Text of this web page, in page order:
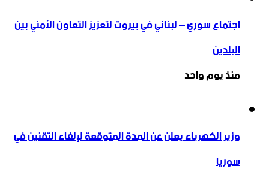
اجتماع سوري – لبناني في بيروت لتعزيز التعاون ‏الأمني ‏بين
البلدين
منذ يوم واحد
وزير الكهرباء يعلن عن المدة المتوقعة لإلغاء التقنين في
سوريا